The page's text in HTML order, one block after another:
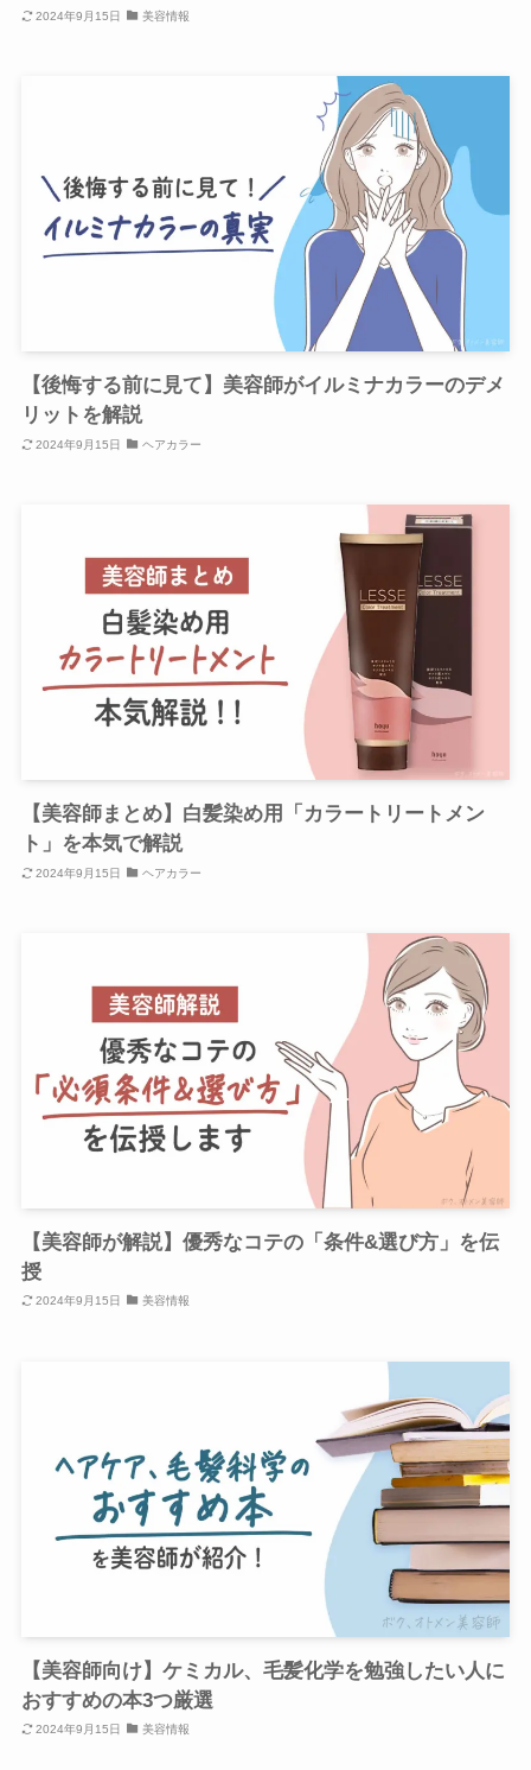
2024年9月15日 美容情報
【後悔する前に見て】美容師がイルミナカラーのデメ
リットを解説
2024年9月15日 ヘアカラー
【美容師まとめ】白髪染め用「カラートリートメン
ト」を本気で解説
2024年9月15日 ヘアカラー
【美容師が解説】優秀なコテの「条件&選び方」を伝
授
2024年9月15日 美容情報
【美容師向け】ケミカル、毛髪化学を勉強したい人に
おすすめの本3つ厳選
2024年9月15日 美容情報